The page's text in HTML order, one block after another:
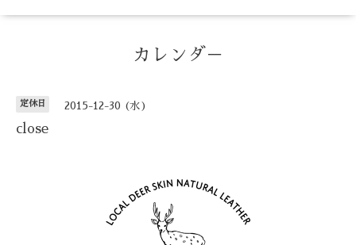
カレンダ－
定休日 2015-12-30 (水)
close